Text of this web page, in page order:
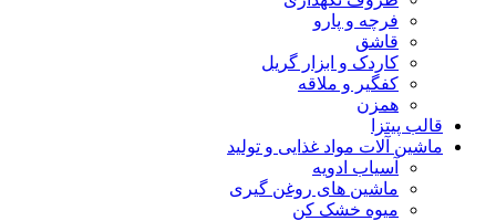
فرچه و پارو
قاشق
کاردک و ابزار گریل
کفگیر و ملاقه
همزن
قالب پیتزا
ماشین آلات مواد غذایی و تولید
آسیاب ادویه
ماشین های روغن گیری
میوه خشک کن